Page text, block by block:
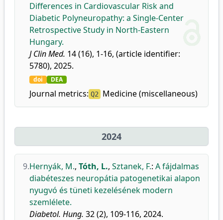
Differences in Cardiovascular Risk and
Diabetic Polyneuropathy: a Single-Center
Retrospective Study in North-Eastern
Hungary.
J Clin Med. 14 (16), 1-16, (article identifier:
5780), 2025.
doi DEA
Journal metrics: Q2 Medicine (miscellaneous)
2024
9.Hernyák, M., Tóth, L., Sztanek, F.: A fájdalmas
diabéteszes neuropátia patogenetikai alapon
nyugvó és tüneti kezelésének modern
szemlélete.
Diabetol. Hung. 32 (2), 109-116, 2024.